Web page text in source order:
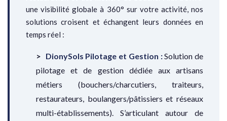
une visibilité globale à 360° sur votre activité, nos
solutions croisent et échangent leurs données en
temps réel :
DionySols Pilotage et Gestion :Solution de
pilotage et de gestion dédiée aux artisans
métiers (bouchers/charcutiers, traiteurs,
restaurateurs, boulangers/pâtissiers et réseaux
multi-établissements). S’articulant autour de